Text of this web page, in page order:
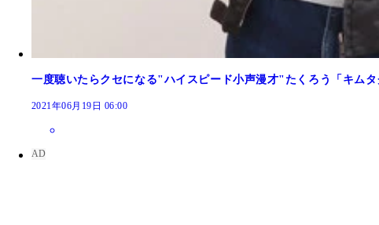
一度聴いたらクセになる"ハイスピード小声漫才"たくろう「キム
2021年06月19日 06:00